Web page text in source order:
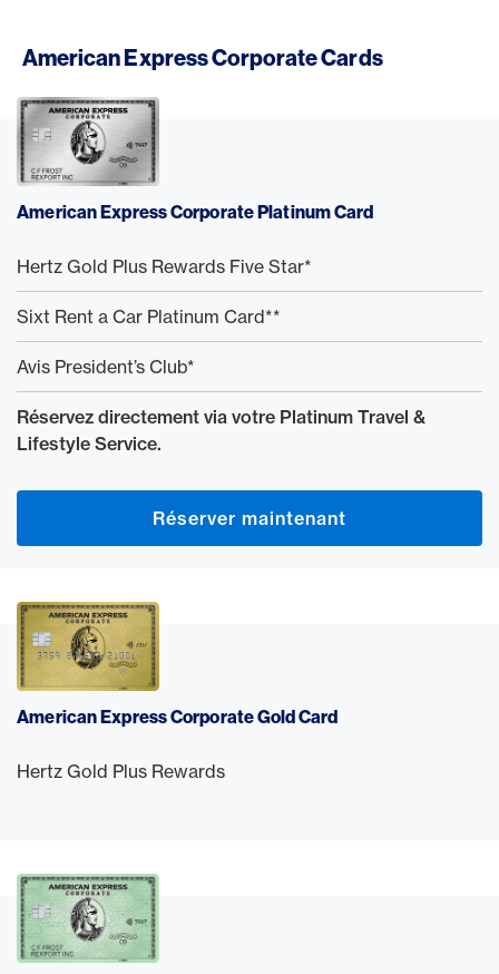
American Express Corporate Cards
American Express Corporate Platinum Card
Hertz Gold Plus Rewards Five Star*
Sixt Rent a Car Platinum Card**
Avis President’s Club*
Réservez directement via votre Platinum Travel &
Lifestyle Service.
Réserver maintenant
American Express Corporate Gold Card
Hertz Gold Plus Rewards